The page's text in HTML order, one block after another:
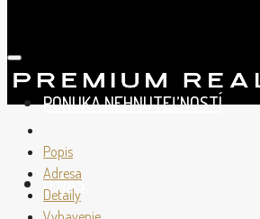
PONUKA NEHNUTEĽNOSTÍ
O NÁS
Popis
Adresa
Detaily